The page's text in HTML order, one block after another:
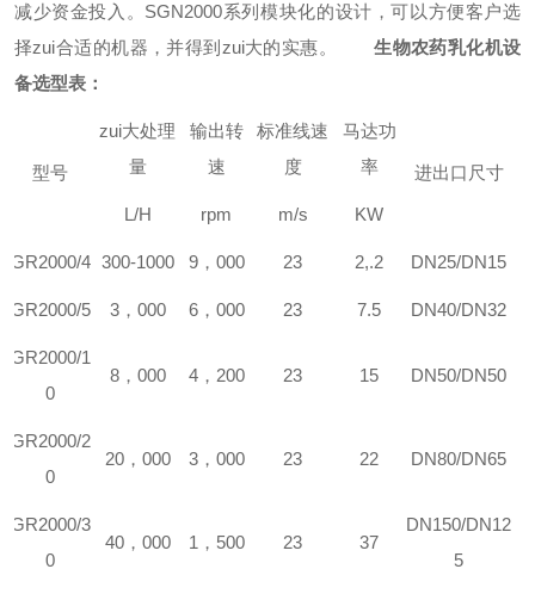
减少资金投入。 SGN2000系列模块化的设计，可以方便客户选
择zui合适的机器，并得到zui大的实惠。
生物农药乳化机设
备选型表：
型号
zui大处理
量
L/H
输出转
速
rpm
标准线速
度
m/s
马达功
率
KW
进出口尺寸
GR2000/4 300-1000 9， 000 23 2,.2 DN25/DN15
GR2000/5 3， 000 6， 000 23 7.5 DN40/DN32
GR2000/1
0
8， 000 4， 200 23 15 DN50/DN50
GR2000/2
0
20， 000 3， 000 23 22 DN80/DN65
GR2000/3
0
40， 000 1 ， 500 23 37
DN150/DN12
5